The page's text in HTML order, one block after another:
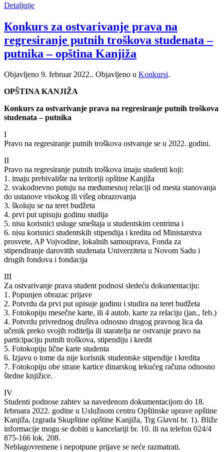
Detaljnije
Кonkurs za ostvarivanje prava na
regresiranje putnih troškova studenata –
putnika – opština Kanjiža
Objavljeno 9. februar 2022.. Objavljeno u Konkursi.
OPŠTINA KANJIŽA
Кonkurs za ostvarivanje prava na regresiranje putnih troškova
studenata – putnika
I
Pravo na regresiranje putnih troškova ostvaruje se u 2022. godini.
II
Pravo na regresiranje putnih troškova imaju studenti koji:
1. imaju prebivalište na teritoriji opštine Kanjiža
2. svakodnevno putuju na međumesnoj relaciji od mesta stanovanja
do ustanove visokog ili višeg obrazovanja
3. školuju se na teret budžeta
4. prvi put upisuju godinu studija
5. nisu korisnici usluge smeštaja u studentskim centrima i
6. nisu korisnici studentskih stipendija i kredita od Ministarstva
prosvete, AP Vojvodine, lokalnih samouprava, Fonda za
stipendiranje darovitih studenata Univerziteta u Novom Sadu i
drugih fondova i fondacija
III
Za ostvarivanje prava student podnosi sledeću dokumentaciju:
1. Popunjen obrazac prijave
2. Potvrdu da prvi put upisuje godinu i studira na teret budžeta
3. Fotokopiju mesečne karte, ili 4 autob. karte za relaciju (jan., feb.)
4. Potvrdu privrednog društva odnosno drugog pravnog lica da
učenik preko svojih roditelja ili staratelja ne ostvaruje pravo na
participaciju putnih troškova, stipendiju i kredit
5. Fotokopiju lične karte studenta
6. Izjavu o tome da nije korisnik studentske stipendije i kredita
7. Fotokopiju obe strane kartice dinarskog tekućeg računa odnosno
štedne knjižice.
IV
Studenti podnose zahtev sa navedenom dokumentacijom do 18.
februara 2022. godine u Uslužnom centru Opštinske uprave opštine
Kanjiža, (zgrada Skupštine opštine Kanjiža, Trg Glavni br. 1). Bliže
informacije mogu se dobiti u kancelariji br. 10. ili na telefon 024/4
875-166 lok. 208.
Neblagovremene i nepotpune prijave se neće razmatrati.